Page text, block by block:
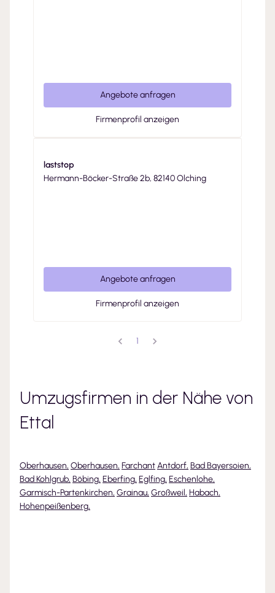
Angebote anfragen
Firmenprofil anzeigen
laststop
Hermann-Böcker-Straße 2b, 82140 Olching
Angebote anfragen
Firmenprofil anzeigen
1
Umzugsfirmen in der Nähe von
Ettal
Oberhausen, Oberhausen, FarchantAntdorf, Bad Bayersoien,
Bad Kohlgrub, Böbing, Eberfing, Eglfing, Eschenlohe,
Garmisch-Partenkirchen, Grainau, Großweil, Habach,
Hohenpeißenberg,